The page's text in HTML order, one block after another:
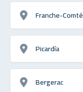
Franche-Comté
Picardía
Bergerac